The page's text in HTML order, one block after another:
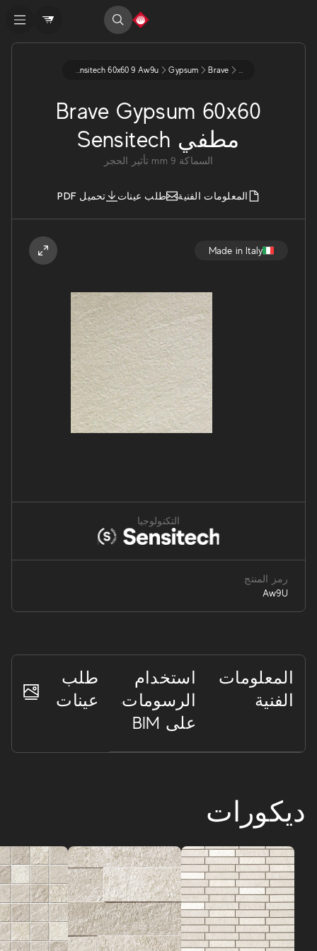
Made in Italy
...
Brave
Gypsum
Matte Sensitech 60x60 9 Aw9u
Brave Gypsum 60x60
مطفي Sensitech
السماكة 9 تأثير الحجر
المعلومات الفنية طلب عينات تحميل PDF
التكنولوجيا
رمز المنتج
Aw9U
المعلومات
الفنية
استخدام
الرسومات
على BIM
طلب
عينات
ديكورات
Brave
مشروع تصميم شامل من بلاط الأرضيات البورسلين وبلاط